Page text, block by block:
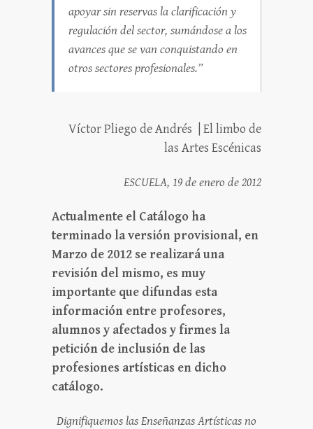
apoyar sin reservas la clarificación y
regulación del sector, sumándose a los
avances que se van conquistando en
otros sectores profesionales.”
Víctor Pliego de Andrés | El limbo de
las Artes Escénicas
ESCUELA, 19 de enero de 2012
Actualmente el Catálogo ha
terminado la versión provisional, en
Marzo de 2012 se realizará una
revisión del mismo, es muy
importante que difundas esta
información entre profesores,
alumnos y afectados y firmes la
petición de inclusión de las
profesiones artísticas en dicho
catálogo.
Dignifiquemos las Enseñanzas Artísticas no